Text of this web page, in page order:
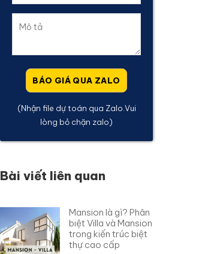
(Nhận file dự toán qua Zalo.Vui
lòng bỏ chặn zalo)
Bài viết liên quan
Mansion là gì? Phân
biệt Villa và Mansion
trong kiến trúc biệt
thự cao cấp